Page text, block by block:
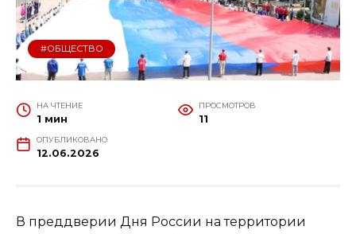
#ОБЩЕСТВО
НА ЧТЕНИЕ
1 мин
ПРОСМОТРОВ
11
ОПУБЛИКОВАНО
12.06.2026
В преддверии Дня России на территории